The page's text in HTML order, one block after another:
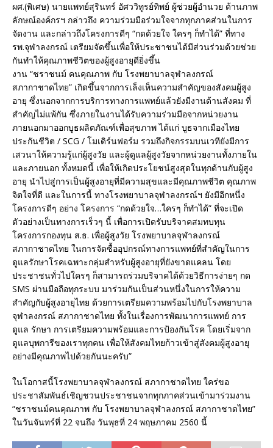
ผศ.(พิเศษ) นายแพทย์สุรินทร์ อัศววิทูรย์ทิพย์ ผู้ช่วยผู้อำนวย ด้านภาพ
ลักษณ์องค์กรฯ กล่าวถึง ความร่วมมือร่วมใจจากทุกภาคส่วนในการ
จัดงาน และกล่าวถึงโครงการดีๆ “กดด้วยใจ ใครๆ ก็ทำได้” ที่ทาง
รพ.จุฬาลงกรณ์ เตรียมจัดขึ้นเพื่อให้ประชาชนได้มีส่วนร่วมด้วยช่วย
กันทำให้คุณภาพชีวิตของผู้สูงอายุดียิ่งขึ้น
งาน “ชราชนม์ คนคุณภาพ กับ โรงพยาบาลจุฬาลงกรณ์
สภากาชาดไทย” เกิดขึ้นจากการเล็งเห็นความสำคัญของสังคมผู้สูง
อายุ ซึ่งนอกจากการบริการทางการแพทย์แล้วยังมีงานด้านสังคม ที่
สำคัญไม่แพ้กัน ซึ่งภายในงานได้รับความร่วมมือจากหน่วยงาน
ภายนอกมาออกบูธผลิตภัณฑ์เพื่อสุขภาพ ได้แก่ บูธจากเมืองไทย
ประกันชีวิต / SCG / โมเดิร์นฟอร์ม รวมถึงกิจกรรมบนเวทียังมีการ
เสวนาให้ความรู้แก่ผู้สูงวัย และผู้ดูแลผู้สูงวัยจากหน่วยงานทั้งภายใน
และภายนอก ทั้งหมดนี้ เพื่อให้เกิดประโยชน์สูงสุดในทุกด้านกับผู้สูง
อายุ นำไปสู่การเป็นผู้สูงอายุที่มีความสุขและมีคุณภาพชีวิต คุณภาพ
จิตใจที่ดี และในการนี้ ทางโรงพยาบาลจุฬาลงกรณ์ฯ ยังมีอีกหนึ่ง
โครงการดีๆ อย่าง โครงการ “กดด้วยใจ…ใครๆ ก็ทำได้” ที่จะเปิด
ตัวอย่างเป็นทางการเร็วๆ นี้ เพื่อการเปิดรับบริจาคสมทบทุน
โครงการกองทุน ส.ธ. เพื่อผู้สูงวัย โรงพยาบาลจุฬาลงกรณ์
สภากาชาดไทย ในการจัดซื้ออุปกรณ์ทางการแพทย์ที่สำคัญในการ
ดูแลรักษาโรคเฉพาะกลุ่มสำหรับผู้สูงอายุที่ยังขาดแคลน โดย
ประชาชนทั่วไปใครๆ ก็สามารถร่วมบริจาคได้ด้วยวิธีการง่ายๆ กด
SMS ผ่านมือถือทุกระบบ มาร่วมกันเป็นส่วนหนึ่งในการให้ความ
สำคัญกับผู้สูงอายุไทย ด้วยการเตรียมความพร้อมไปกับโรงพยาบาล
จุฬาลงกรณ์ สภากาชาดไทย ทั้งในเรื่องการพัฒนาการแพทย์ การ
ดูแล รักษา การเตรียมความพร้อมและการป้องกันโรค โดยเริ่มจาก
ดูแลบุพการีของเราทุกคน เพื่อให้สังคมไทยก้าวเข้าสู่สังคมผู้สูงอายุ
อย่างมีคุณภาพไปด้วยกันนะครับ”
ในโอกาสนี้โรงพยาบาลจุฬาลงกรณ์ สภากาชาดไทย ใคร่ขอ
ประชาสัมพันธ์เชิญชวนประชาชนจากทุกภาคส่วนเข้ามาร่วมงาน
“ชราชนม์คนคุณภาพ กับ โรงพยาบาลจุฬาลงกรณ์ สภากาชาดไทย”
ในวันจันทร์ที่ 22 จนถึง วันพุธที่ 24 พฤษภาคม 2560 นี้